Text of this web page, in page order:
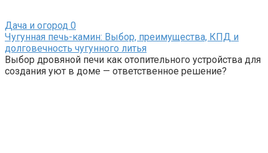
Дача и огород 0
Чугунная печь-камин: Выбор, преимущества, КПД и
долговечность чугунного литья
Выбор дровяной печи как отопительного устройства для
создания уют в доме — ответственное решение?